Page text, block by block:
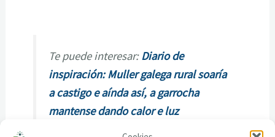
Te puede interesar:Diario de
inspiración: Muller galega rural soaría
a castigo e aínda así, a garrocha
mantense dando calor e luz